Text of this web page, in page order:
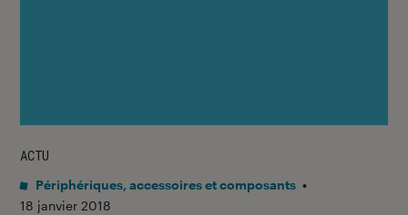
ACTU
Périphériques, accessoires et composants •
18 janvier 2018